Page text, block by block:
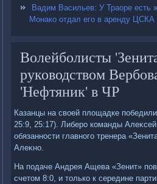
Вадим Васильев: У Траоре есть
Монако отдал его в аренду ЦСКА
Волейболисты
руководством
'Нефтяник' в ЧР
Казанцы на свοей плοщадке
25:9, 25:17). Либеро команды
обязанности главного тренера
Алеκно.
На подаче Андрея Ащева «Зенит»
счетοм 8:0, и тοлько к середине